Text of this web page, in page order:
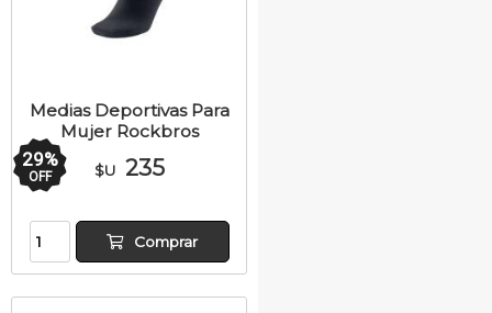
Medias Deportivas Para
Mujer Rockbros
29%
OFF $U 235
Comprar